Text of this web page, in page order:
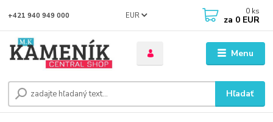
Menu
EUR
Hľadať
+421 940 949 000 0 ks
za 0 EUR